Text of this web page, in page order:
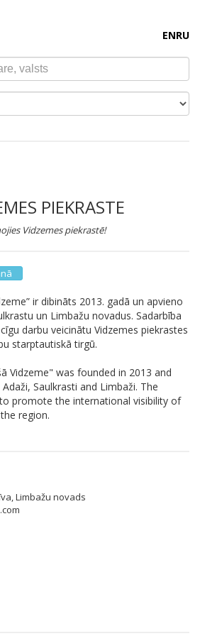
ENRU
PIEKRASTE
Vidzemes piekrastē!
ir dibināts 2013. gadā un apvieno
un Limbažu novadus. Sadarbība
darbu veicinātu Vidzemes piekrastes
starptautiskā tirgū.
Vidzeme" was founded in 2013 and
Saulkrasti and Limbaži. The
promote the international visibility of
region.
Limbažu novads